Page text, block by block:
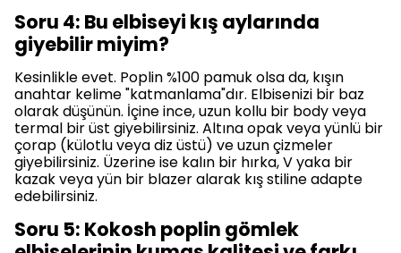
Soru 4: Bu elbiseyi kış aylarında
giyebilir miyim?
Kesinlikle evet. Poplin %100 pamuk olsa da, kışın
anahtar kelime "katmanlama"dır. Elbisenizi bir baz
olarak düşünün. İçine ince, uzun kollu bir body veya
termal bir üst giyebilirsiniz. Altına opak veya yünlü bir
çorap (külotlu veya diz üstü) ve uzun çizmeler
giyebilirsiniz. Üzerine ise kalın bir hırka, V yaka bir
kazak veya yün bir blazer alarak kış stiline adapte
edebilirsiniz.
Soru 5: Kokosh poplin gömlek